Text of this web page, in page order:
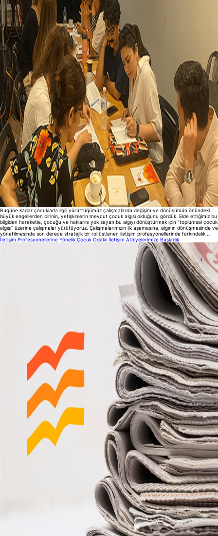
Bugüne kadar çocuklarla ilgili yürüttüğümüz çalışmalarda değişim ve dönüşümün önündeki
büyük engellerden birinin, yetişkinlerin mevcut çocuk algısı olduğunu gördük. Elde ettiğimiz bu
bilgiden hareketle, çocuğu ve haklarını yok sayan bu algıyı dönüştürmek için “toplumsal çocuk
algısı” üzerine çalışmalar yürütüyoruz. Çalışmalarımızın ilk aşamasına, algının dönüşmesinde ve
yönetilmesinde son derece stratejik bir rol üstlenen iletişim profesyonellerinde farkındalık …
İletişim Profesyonellerine Yönelik Çocuk Odaklı İletişim Atölyelerimize Başladık